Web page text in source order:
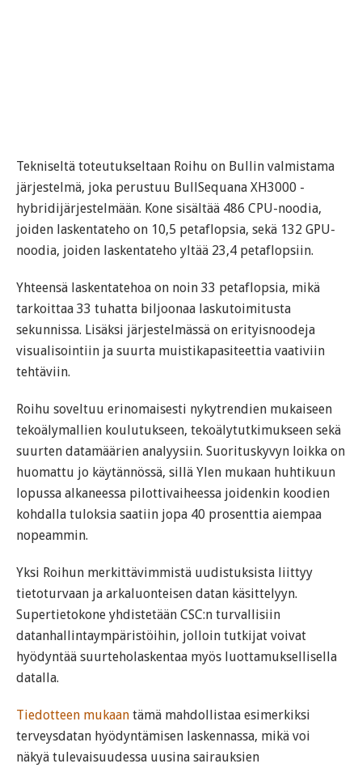
Tekniseltä toteutukseltaan Roihu on Bullin valmistama
järjestelmä, joka perustuu BullSequana XH3000 -
hybridijärjestelmään. Kone sisältää 486 CPU-noodia,
joiden laskentateho on 10,5 petaflopsia, sekä 132 GPU-
noodia, joiden laskentateho yltää 23,4 petaflopsiin.
Yhteensä laskentatehoa on noin 33 petaflopsia, mikä
tarkoittaa 33 tuhatta biljoonaa laskutoimitusta
sekunnissa. Lisäksi järjestelmässä on erityisnoodeja
visualisointiin ja suurta muistikapasiteettia vaativiin
tehtäviin.
Roihu soveltuu erinomaisesti nykytrendien mukaiseen
tekoälymallien koulutukseen, tekoälytutkimukseen sekä
suurten datamäärien analyysiin. Suorituskyvyn loikka on
huomattu jo käytännössä, sillä Ylen mukaan huhtikuun
lopussa alkaneessa pilottivaiheessa joidenkin koodien
kohdalla tuloksia saatiin jopa 40 prosenttia aiempaa
nopeammin.
Yksi Roihun merkittävimmistä uudistuksista liittyy
tietoturvaan ja arkaluonteisen datan käsittelyyn.
Supertietokone yhdistetään CSC:n turvallisiin
datanhallintaympäristöihin, jolloin tutkijat voivat
hyödyntää suurteholaskentaa myös luottamuksellisella
datalla.
Tiedotteen mukaan tämä mahdollistaa esimerkiksi
terveysdatan hyödyntämisen laskennassa, mikä voi
näkyä tulevaisuudessa uusina sairauksien